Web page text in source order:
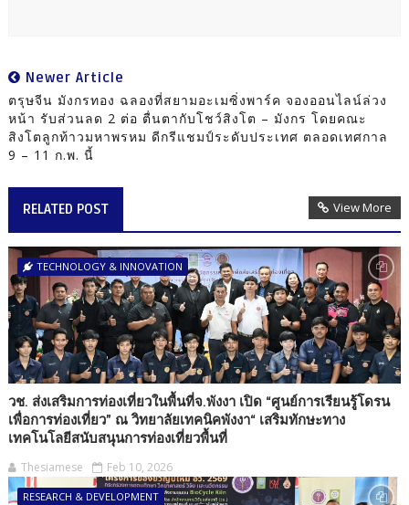
Newer Article
ตรุษจีน มังกรทอง ฉลองที่สยามอะเมซิ่งพาร์ค จองออนไลน์ล่วง
หน้า รับส่วนลด 2 ต่อ ตื่นตากับโชว์สิงโต – มังกร โดยคณะ
สิงโตลูกท้าวมหาพรหม ดีกรีแชมป์ระดับประเทศ ตลอดเทศกาล
9 – 11 ก.พ. นี้
RELATED POST View More
TECHNOLOGY & INNOVATION
วช. ส่งเสริมการท่องเที่ยวในพื้นที่จ.พังงา เปิด “ศูนย์การเรียนรู้โดรน
เพื่อการท่องเที่ยว” ณ วิทยาลัยเทคนิคพังงา“ เสริมทักษะทาง
เทคโนโลยีสนับสนุนการท่องเที่ยวพื้นที่
Thesiamese Feb 10, 2026
RESEARCH & DEVELOPMENT